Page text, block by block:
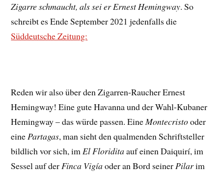
Zigarre schmaucht, als sei er Ernest Hemingway. So
schreibt es Ende September 2021 jedenfalls die
Süddeutsche Zeitung:
Reden wir also über den Zigarren-Raucher Ernest
Hemingway! Eine gute Havanna und der Wahl-Kubaner
Hemingway – das würde passen. EineMontecristooder
einePartagas, man sieht den qualmenden Schriftsteller
bildlich vor sich, imEl Floriditaauf einen Daiquirí, im
Sessel auf derFinca Vigíaoder an Bord seinerPilarim